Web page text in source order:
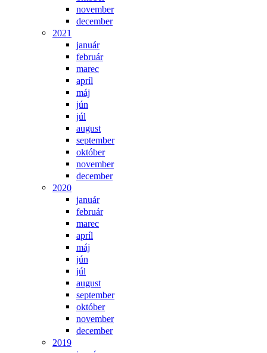
november
december
2021
január
február
marec
apríl
máj
jún
júl
august
september
október
november
december
2020
január
február
marec
apríl
máj
jún
júl
august
september
október
november
december
2019